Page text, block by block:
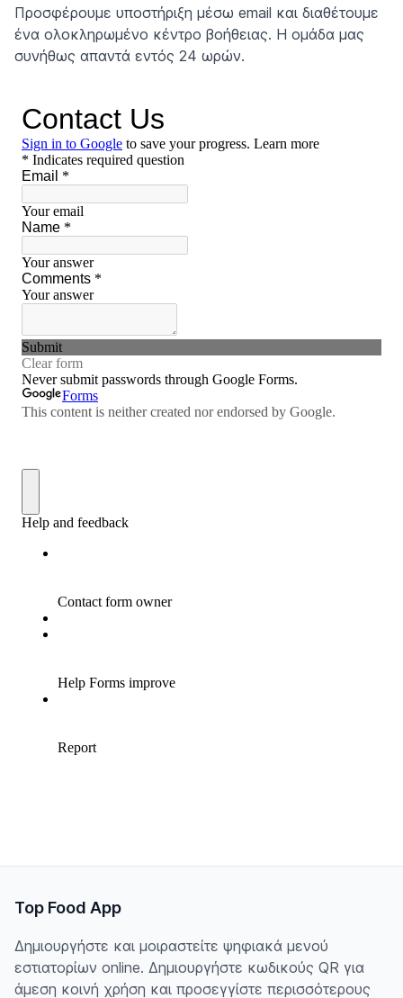
Προσφέρουμε υποστήριξη μέσω email και διαθέτουμε
ένα ολοκληρωμένο κέντρο βοήθειας. Η ομάδα μας
συνήθως απαντά εντός 24 ωρών.
Top Food App
Δημιουργήστε και μοιραστείτε ψηφιακά μενού
εστιατορίων online. Δημιουργήστε κωδικούς QR για
άμεση κοινή χρήση και προσεγγίστε περισσότερους